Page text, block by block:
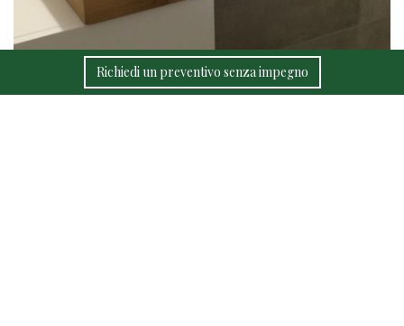
Richiedi un preventivo senza impegno